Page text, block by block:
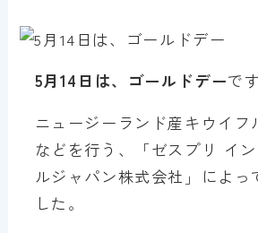
5月14日は、ゴールドデーで
ニュージーランド産キウイフ
などを行う、「ゼスプリ イ
ルジャパン株式会社」によっ
した。